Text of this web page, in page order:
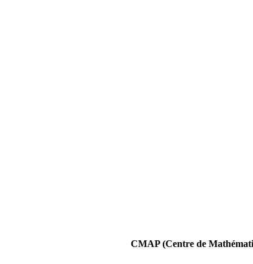
CMAP (Centre de